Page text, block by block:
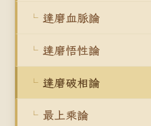
達磨血脈論
達磨悟性論
達磨破相論
最上乘論